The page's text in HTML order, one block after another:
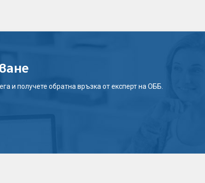
и получете обратна връзка от експерт на ОББ.